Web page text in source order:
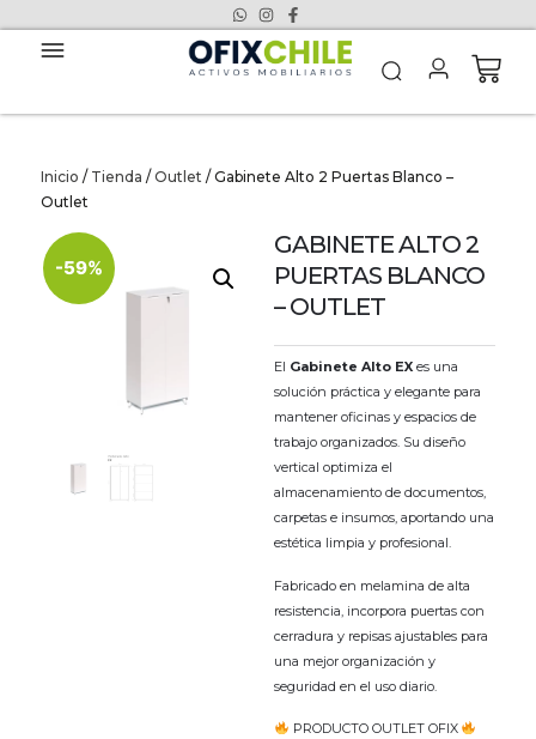
Inicio / Tienda / Outlet / Gabinete Alto 2 Puertas Blanco –
Outlet
-59%
GABINETE ALTO 2
PUERTAS BLANCO
– OUTLET
El Gabinete Alto EX es una
solución práctica y elegante para
mantener oficinas y espacios de
trabajo organizados. Su diseño
vertical optimiza el
almacenamiento de documentos,
carpetas e insumos, aportando una
estética limpia y profesional.
Fabricado en melamina de alta
resistencia, incorpora puertas con
cerradura y repisas ajustables para
una mejor organización y
seguridad en el uso diario.
PRODUCTO OUTLET OFIX